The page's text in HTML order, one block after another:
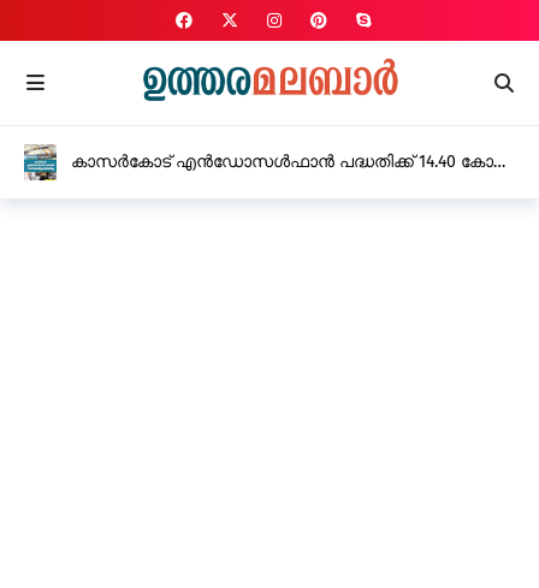
സവർക്കറെ പുകഴ്ത്തിയുള്ള ചോദ്യാവലിക്കെതിരെ
വിദ്യാഭ്യാസ മന്ത്രി